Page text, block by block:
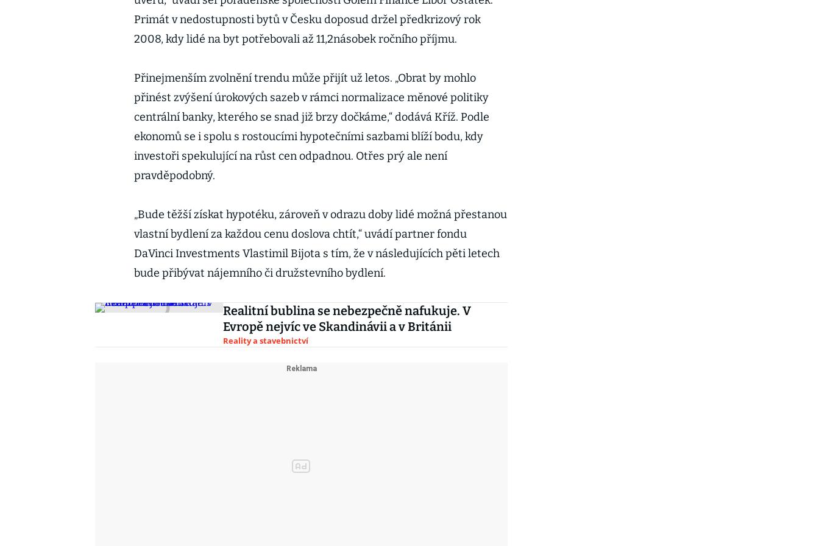
Primát v nedostupnosti bytů v Česku doposud držel předkrizový rok
2008, kdy lidé na byt potřebovali až 11,2násobek ročního příjmu.
Přinejmenším zvolnění trendu může přijít už letos. „Obrat by mohlo
přinést zvýšení úrokových sazeb v rámci normalizace měnové politiky
centrální banky, kterého se snad již brzy dočkáme,“ dodává Kříž. Podle
ekonomů se i spolu s rostoucími hypotečními sazbami blíží bodu, kdy
investoři spekulující na růst cen odpadnou. Otřes prý ale není
pravděpodobný.
„Bude těžší získat hypotéku, zároveň v odrazu doby lidé možná přestanou
vlastní bydlení za každou cenu doslova chtít,“ uvádí partner fondu
DaVinci Investments Vlastimil Bijota s tím, že v následujících pěti letech
bude přibývat nájemního či družstevního bydlení.
Realitní bublina se nebezpečně nafukuje. V
Evropě nejvíc ve Skandinávii a v Británii
Reality a stavebnictví